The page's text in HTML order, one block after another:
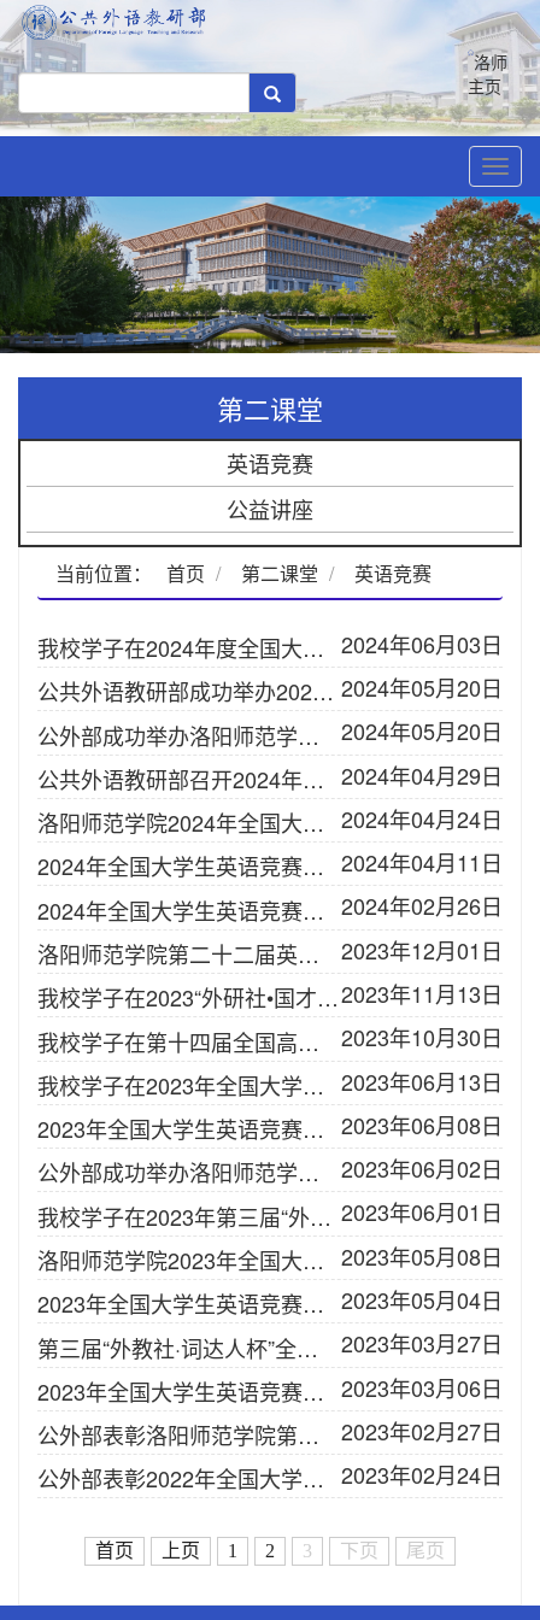
洛师
主页
第二课堂
英语竞赛
公益讲座
当前位置： 首页 第二课堂 英语竞赛
我校学子在2024年度全国大学生英语竞赛中再创佳绩
2024年06月03日
公共外语教研部成功举办2024年（第四届）洛阳师范学院英语阅读大赛 2024年05月20日
公外部成功举办洛阳师范学院首届英语翻译大赛
2024年05月20日
公共外语教研部召开2024年度学生学科竞赛辅导教师专题会议
2024年04月29日
洛阳师范学院2024年全国大学生英语竞赛初赛成绩
2024年04月24日
2024年全国大学生英语竞赛考生须知(附考场安排）
2024年04月11日
2024年全国大学生英语竞赛报名通知
2024年02月26日
洛阳师范学院第二十二届英语演讲比赛圆满落幕
2023年12月01日
我校学子在2023“外研社•国才杯”“理解当代中国”全国大学生外语能力大赛中取得新突破2023年11月13日
我校学子在第十四届全国高校外语教学大赛河南省赛（跨文化组）喜获佳绩
2023年10月30日
我校学子在2023年全国大学生英语竞赛中取得佳绩
2023年06月13日
2023年全国大学生英语竞赛获奖名单
2023年06月08日
公外部成功举办洛阳师范学院第三届英语阅读大赛
2023年06月02日
我校学子在2023年第三届“外教社•词达人杯”全国大学生英语词汇能力大赛中喜创佳绩 2023年06月01日
洛阳师范学院2023年全国大学生英语竞赛初赛成绩
2023年05月08日
2023年全国大学生英语竞赛考生须知(附考场安排）
2023年05月04日
第三届“外教社·词达人杯”全国大学生英语词汇能力大赛报名通知
2023年03月27日
2023年全国大学生英语竞赛报名通知
2023年03月06日
公外部表彰洛阳师范学院第三届英语写作大赛及朗读大赛获奖选手
2023年02月27日
公外部表彰2022年全国大学生英语竞赛获奖选手
2023年02月24日
首页 上页 1 2 3 下页 尾页